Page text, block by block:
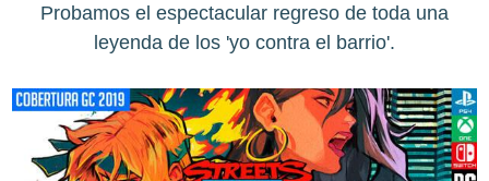
Probamos el espectacular regreso de toda una
leyenda de los 'yo contra el barrio'.